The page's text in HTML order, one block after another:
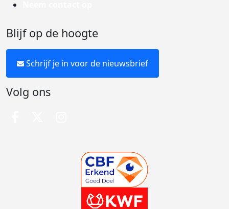
Blijf op de hoogte
Schrijf je in voor de nieuwsbrief
Volg ons